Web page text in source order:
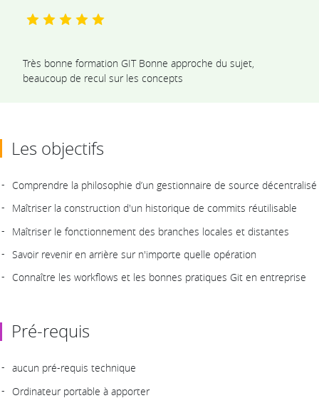
Très bonne formation GIT Bonne approche du sujet,
beaucoup de recul sur les concepts
Les objectifs
Comprendre la philosophie d’un gestionnaire de source décentralisé
Maîtriser la construction d'un historique de commits réutilisable
Maîtriser le fonctionnement des branches locales et distantes
Savoir revenir en arrière sur n'importe quelle opération
Connaître les workflows et les bonnes pratiques Git en entreprise
Pré-requis
aucun pré-requis technique
Ordinateur portable à apporter